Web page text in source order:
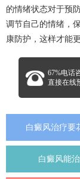
的情绪状态对于预
调节自己的情绪，
康防护，这样才能
67%电话
直接在线
白癜风治疗要
白癜风能